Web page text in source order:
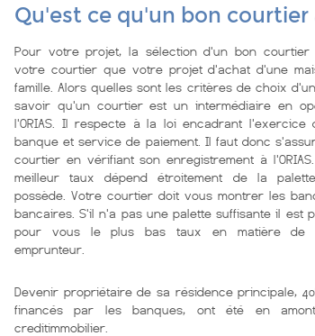
Qu'est ce qu'un bon courtier
Pour votre projet, la sélection d'un bon
votre courtier que votre projet d'achat d'une
famille. Alors quelles sont les critères de choix
savoir qu'un courtier est un intermédiaire en
l'ORIAS. Il respecte à la loi encadrant l'exercice
banque et service de paiement. Il faut donc
courtier en vérifiant son enregistrement à
meilleur taux dépend étroitement de la
possède. Votre courtier doit vous montrer les
bancaires. S'il n'a pas une palette suffisante il est
pour vous le plus bas taux en matière de
emprunteur.
Devenir propriétaire de sa résidence principale,
financés par les banques, ont été en
creditimmobilier.